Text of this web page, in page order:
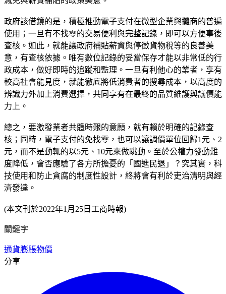
政府該借鏡的是，積極推動電子支付在微型企業與攤商的普遍
使用；一旦有不找零的交易便利與完整記錄，即可以方便事後
查核。如此，就能讓政府補貼薪資與停徵貨物稅等的良善美
意，有查核依據。唯有數位記錄的妥當保存才能以非常低的行
政成本，做好即時的追蹤和監理。一旦有利他心的業者，享有
較高社會能見度，就能徹底將低消費者的搜尋成本，以高度的
辨識力外加上消費選擇，共同享有在最終的品質維護與議價能
力上。
總之，要激發業者共體時艱的意願，就有賴於明確的記錄查
核；同時，電子支付的免找零，也可以讓調價單位回歸1元、2
元，而不是動輒的以5元、10元來做跳動。至於公權力發動難
度降低，會否應驗了各方所擔憂的「國進民退」？究其實，科
技使用和防止貪腐的制度性設計，終將會有利於吏治清明與經
濟發達。
(本文刊於2022年1月25日工商時報)
關鍵字
通貨膨脹物價
分享